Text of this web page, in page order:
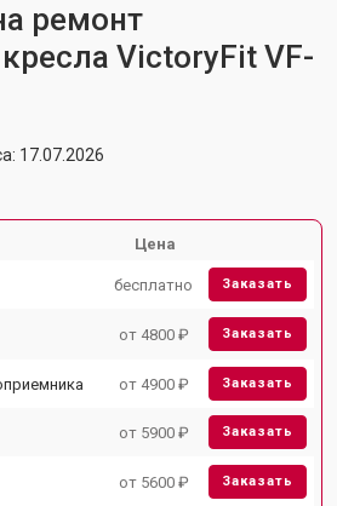
ремонт
VictoryFit VF-
17.07.2026
Цена
бесплатно Заказать
от 4800 ₽ Заказать
от 4900 ₽ Заказать
от 5900 ₽ Заказать
от 5600 ₽ Заказать